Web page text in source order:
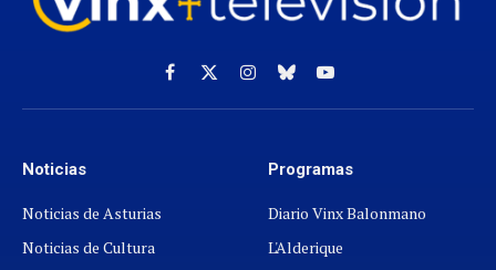
Facebook
X
(Twitter)
Instagram
Cielo
azul
YouTube
Noticias
Noticias de Asturias
Noticias de Cultura
Programas
Diario Vinx Balonmano
L'Alderique